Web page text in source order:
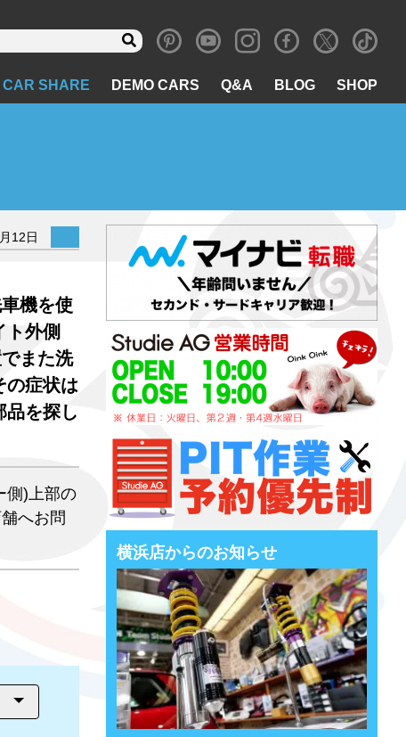
CAR SHARE DEMO CARS Q&A BLOG SHOP
12日
機を使
ト外側
また洗
の症状は
品を探し
側)上部の
へお問
横浜店からのお知らせ